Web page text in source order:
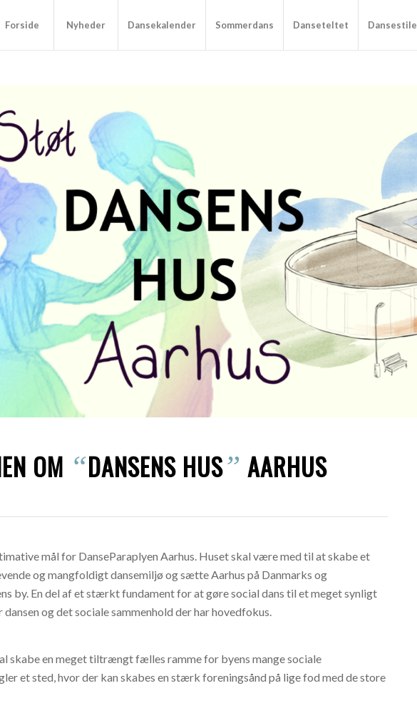
Forside Nyheder Dansekalender Sommerdans Danseteltet Dansestile
OM “DANSENS HUS” AARHUS
mål for DanseParaplyen Aarhus. Huset skal være med til at skabe et
og mangfoldigt dansemiljø og sætte Aarhus på Danmarks og
by. En del af et stærkt fundament for at gøre social dans til et meget synligt
og det sociale sammenhold der har hovedfokus.
skabe en meget tiltrængt fælles ramme for byens mange sociale
et sted, hvor der kan skabes en stærk foreningsånd på lige fod med de store